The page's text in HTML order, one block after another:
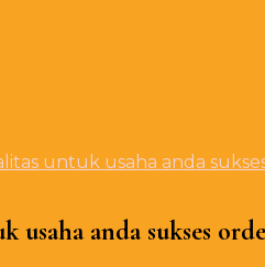
untuk usaha anda
anda sukses